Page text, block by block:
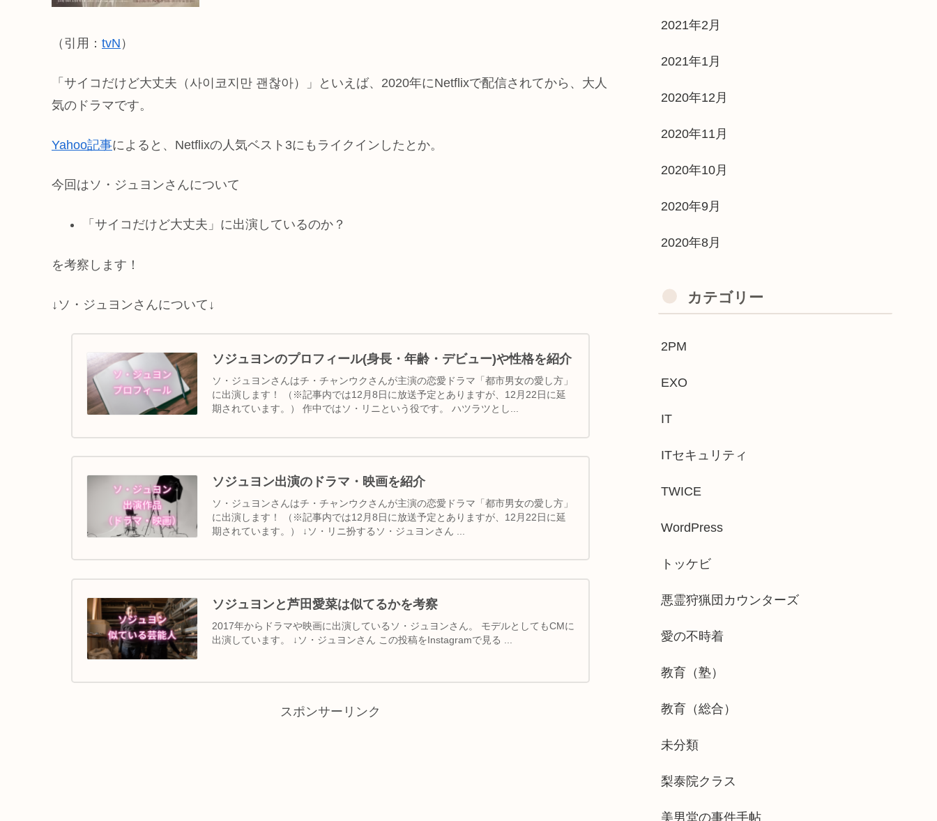
（引用： tvN ）
「サイコだけど大丈夫（사이코지만 괜찮아）」といえば、2020年にNetflixで配信されてから、大人
気のドラマです。
Yahoo記事によると、Netflixの人気ベスト3にもライクインしたとか。
今回はソ・ジュヨンさんについて
「サイコだけど大丈夫」に出演しているのか？
を考察します！
↓ソ・ジュヨンさんについて↓
ソジュヨンのプロフィール(身長・年齢・デビュー)や性格を紹介
ソ・ジュヨンさんはチ・チャンウクさんが主演の恋愛ドラマ「都市男女の愛し方」
に出演します！ （※記事内では12月8日に放送予定とありますが、12月22日に延
期されています。） 作中ではソ・リニという役です。 ハツラツとし...
ソジュヨン出演のドラマ・映画を紹介
ソ・ジュヨンさんはチ・チャンウクさんが主演の恋愛ドラマ「都市男女の愛し方」
に出演します！ （※記事内では12月8日に放送予定とありますが、12月22日に延
期されています。） ↓ソ・リニ扮するソ・ジュヨンさん ...
ソジュヨンと芦田愛菜は似てるかを考察
2017年からドラマや映画に出演しているソ・ジュヨンさん。 モデルとしてもCMに
出演しています。 ↓ソ・ジュヨンさん この投稿をInstagramで見る ...
スポンサーリンク
2021年2月
2021年1月
2020年12月
2020年11月
2020年10月
2020年9月
2020年8月
カテゴリー
2PM
EXO
IT
ITセキュリティ
TWICE
WordPress
トッケビ
悪霊狩猟団カウンターズ
愛の不時着
教育（塾）
教育（総合）
未分類
梨泰院クラス
美男堂の事件手帖